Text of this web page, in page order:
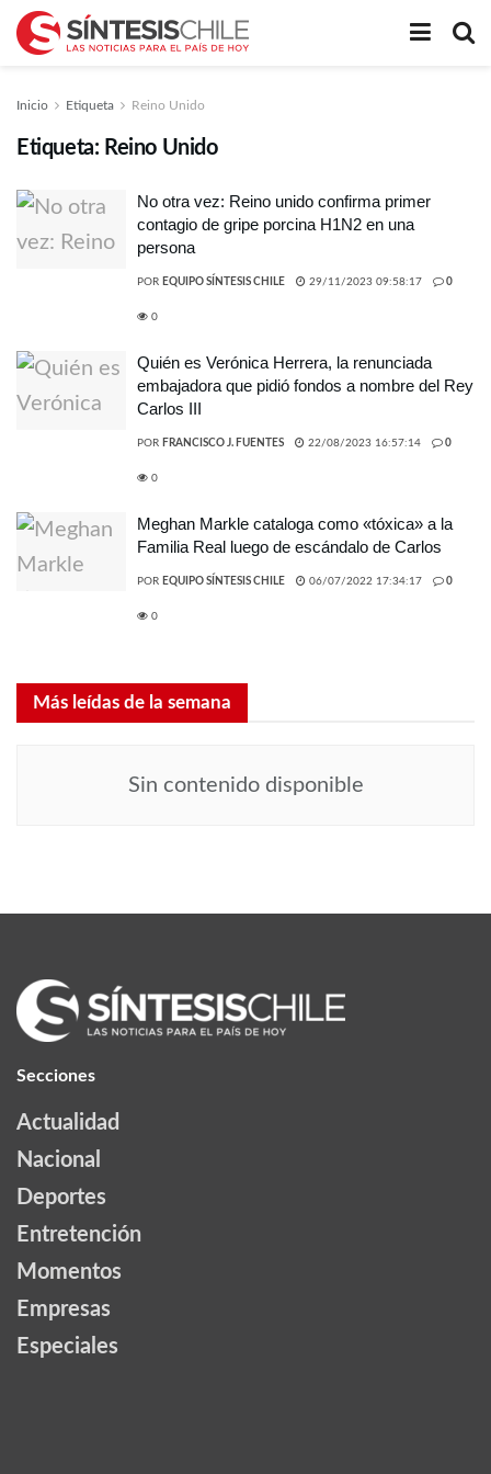
Inicio Etiqueta Reino Unido
Etiqueta: Reino Unido
No otra vez: Reino unido confirma primer
contagio de gripe porcina H1N2 en una
persona
POR EQUIPO SÍNTESIS CHILE 29/11/2023 09:58:17 0
0
Quién es Verónica Herrera, la renunciada
embajadora que pidió fondos a nombre del Rey
Carlos III
POR FRANCISCO J. FUENTES 22/08/2023 16:57:14 0
0
Meghan Markle cataloga como «tóxica» a la
Familia Real luego de escándalo de Carlos
POR EQUIPO SÍNTESIS CHILE 06/07/2022 17:34:17 0
0
Más leídas de la semana
Sin contenido disponible
Secciones
Actualidad
Nacional
Deportes
Entretención
Momentos
Empresas
Especiales